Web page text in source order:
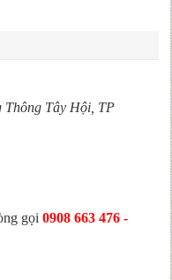
Tây Hội, TP
gọi0908 663 476 -